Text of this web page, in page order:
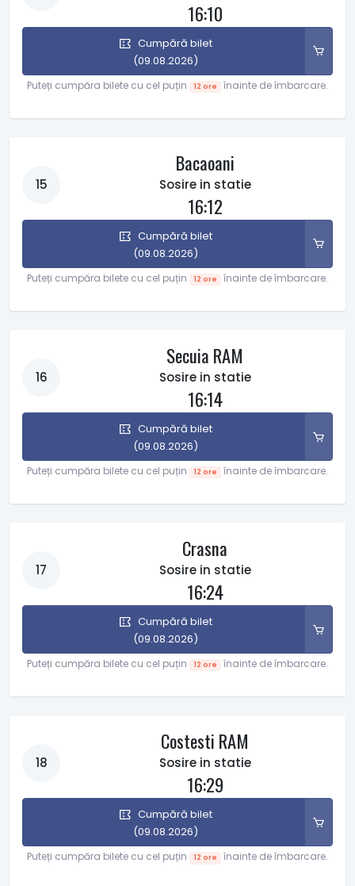
16:10
Cumpără bilet
(09.08.2026)
Puteți cumpăra bilete cu cel puțin 12 ore înainte de îmbarcare.
15
Bacaoani
Sosire in statie
16:12
Cumpără bilet
(09.08.2026)
Puteți cumpăra bilete cu cel puțin 12 ore înainte de îmbarcare.
16
Secuia RAM
Sosire in statie
16:14
Cumpără bilet
(09.08.2026)
Puteți cumpăra bilete cu cel puțin 12 ore înainte de îmbarcare.
17
Crasna
Sosire in statie
16:24
Cumpără bilet
(09.08.2026)
Puteți cumpăra bilete cu cel puțin 12 ore înainte de îmbarcare.
18
Costesti RAM
Sosire in statie
16:29
Cumpără bilet
(09.08.2026)
Puteți cumpăra bilete cu cel puțin 12 ore înainte de îmbarcare.